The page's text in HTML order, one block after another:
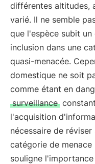
différentes altitudes,
varié. Il ne semble
que l'espèce subit
inclusion dans une
quasi-menacée.
domestique ne soit
comme étant en
surveillance
l'acquisition
nécessaire de
catégorie de menace
souligne l'importance